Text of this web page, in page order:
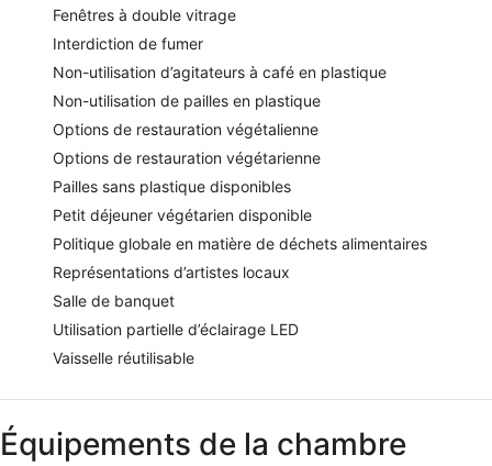
Fenêtres à double vitrage
Interdiction de fumer
Non-utilisation d’agitateurs à café en plastique
Non-utilisation de pailles en plastique
Options de restauration végétalienne
Options de restauration végétarienne
Pailles sans plastique disponibles
Petit déjeuner végétarien disponible
Politique globale en matière de déchets alimentaires
Représentations d’artistes locaux
Salle de banquet
Utilisation partielle d’éclairage LED
Vaisselle réutilisable
Équipements de la chambre